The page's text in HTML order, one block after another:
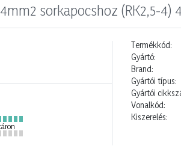
sorkapocshoz (RK2,5-4)
Termékkód:
Gyártó:
Brand:
Gyártói típus:
Gyártói
Vonalkód:
Kiszerelés: